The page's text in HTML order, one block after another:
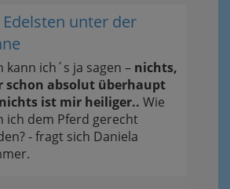
Edelsten unter der
kann ich´s ja sagen – nichts,
schon absolut überhaupt
ist mir heiliger.. Wie
ich dem Pferd gerecht
- fragt sich Daniela